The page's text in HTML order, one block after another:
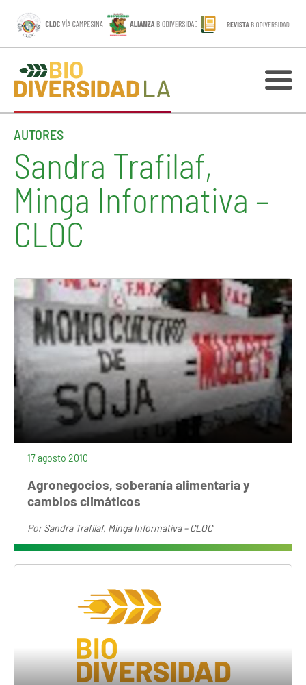
AUTORES
Sandra Trafilaf,
Minga Informativa –
CLOC
17 agosto 2010
Agronegocios, soberanía alimentaria y
cambios climáticos
PorSandra Trafilaf, Minga Informativa – CLOC